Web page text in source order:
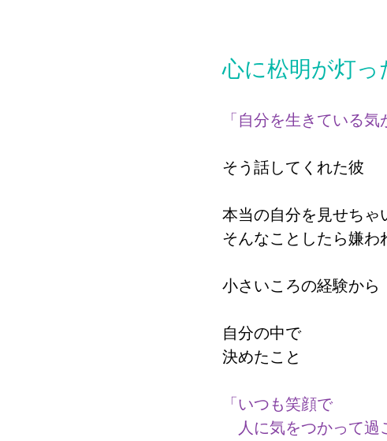
心に松明が灯っ
「自分を生きている気
そう話してくれた彼
本当の自分を見せちゃ
そんなことしたら嫌わ
小さいころの経験から
自分の中で
決めたこと
「いつも笑顔で
人に気をつかって過